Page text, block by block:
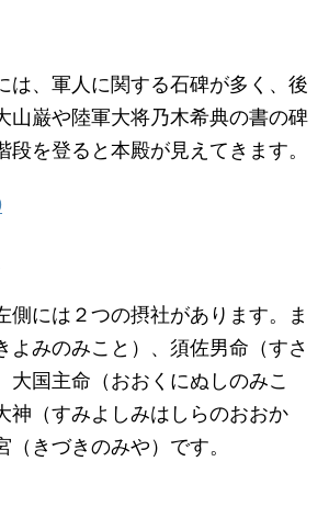
は、軍人に関する石碑が多く、後
山巌や陸軍大将乃木希典の書の碑
段を登ると本殿が見えてきます。
側には２つの摂社があります。ま
よみのみこと）、須佐男命（すさ
大国主命（おおくにぬしのみこ
神（すみよしみはしらのおおか
きづきのみや）です。